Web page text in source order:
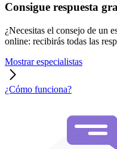
Consigue respuesta
¿Necesitas el consejo de un
online: recibirás todas las
Mostrar especialistas
¿Cómo funciona?